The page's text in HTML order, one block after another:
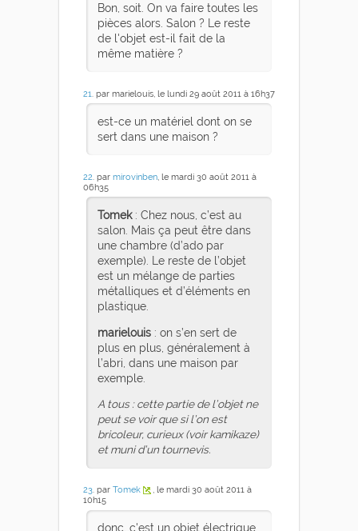
Bon, soit. On va faire toutes les
pièces alors. Salon ? Le reste
de l'objet est-il fait de la
même matière ?
21. par marielouis, le lundi 29 août 2011 à 16h37
est-ce un matériel dont on se
sert dans une maison ?
22. par mirovinben, le mardi 30 août 2011 à
06h35
Tomek: Chez nous, c’est au
salon. Mais ça peut être dans
une chambre (d’ado par
exemple). Le reste de l’objet
est un mélange de parties
métalliques et d’éléments en
plastique.
marielouis: on s’en sert de
plus en plus, généralement à
l’abri, dans une maison par
exemple.
A tous : cette partie de l’objet ne
peut se voir que si l’on est
bricoleur, curieux (voir kamikaze)
et muni d’un tournevis.
23. par Tomek
, le mardi 30 août 2011 à
10h15
donc, c'est un objet électrique